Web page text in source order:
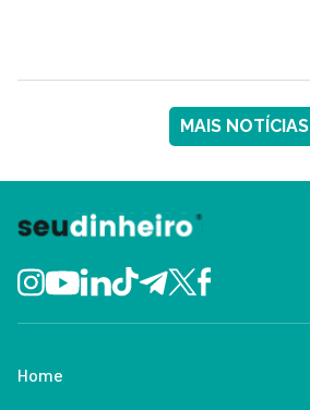
MAIS NOTÍCIAS
Home